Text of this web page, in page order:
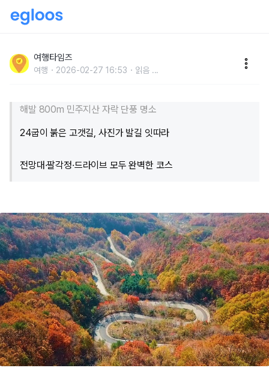
라이브 코스로 점점 알려지는 도마령
여행타임즈
여행 2026-02-27 16:53 읽음 ...
해발 800m 민주지산 자락 단풍 명소
24굽이 붉은 고갯길, 사진가 발길 잇따라
전망대·팔각정·드라이브 모두 완벽한 코스